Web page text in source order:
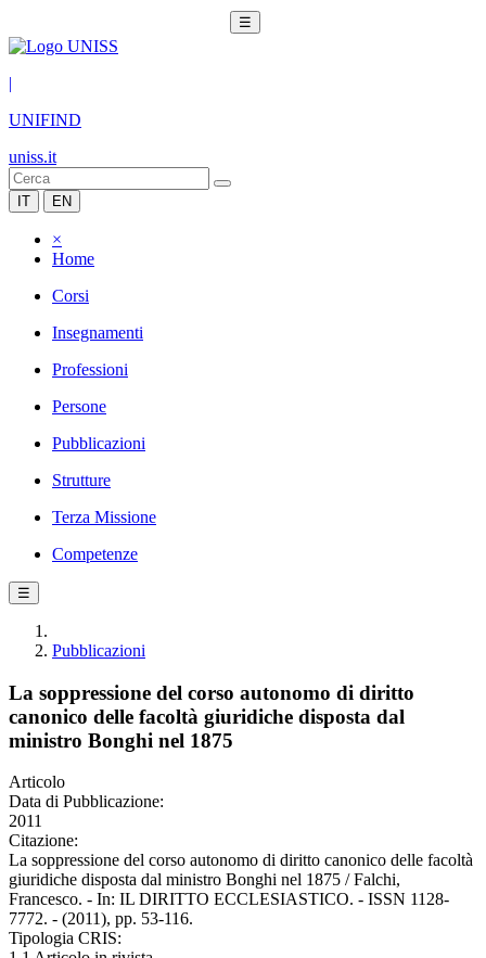
☰
|
UNIFIND
uniss.it
IT EN
×
Home
Corsi
Insegnamenti
Professioni
Persone
Pubblicazioni
Strutture
Terza Missione
Competenze
☰
Pubblicazioni
La soppressione del corso autonomo di diritto
canonico delle facoltà giuridiche disposta dal
ministro Bonghi nel 1875
Articolo
Data di Pubblicazione:
2011
Citazione:
La soppressione del corso autonomo di diritto canonico delle facoltà
giuridiche disposta dal ministro Bonghi nel 1875 / Falchi,
Francesco. - In: IL DIRITTO ECCLESIASTICO. - ISSN 1128-
7772. - (2011), pp. 53-116.
Tipologia CRIS: